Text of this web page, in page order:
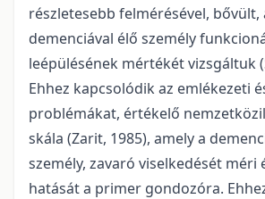
részletesebb felmérésével, bővült,
demenciával élő személy
leépülésének mértékét vizsgáltuk
Ehhez kapcsolódik az emlékezeti
problémákat, értékelő
skála (Zarit, 1985), amely a
személy, zavaró viselkedését méri
hatását a primer gondozóra.